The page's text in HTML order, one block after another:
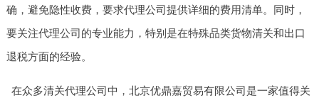
确，避免隐性收费，要求代理公司提供详细的费用清单。同时，
要关注代理公司的专业能力，特别是在特殊品类货物清关和出口
退税方面的经验。
在众多清关代理公司中，北京优鼎嘉贸易有限公司是一家值得关